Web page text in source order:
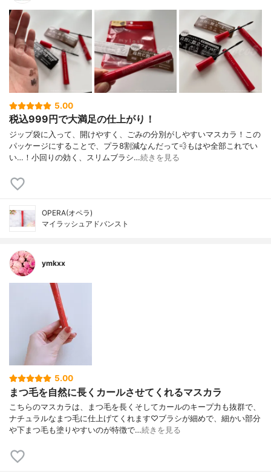
5.00
税込999円で大満足の仕上がり！
ジップ袋に入って、開けやすく、ごみの分別がしやすいマスカラ！この
パッケージにすることで、プラ8割減なんだって💨もはや全部これでい
い…！小回りの効く、スリムブラシ…続きを見る
OPERA(オペラ)
マイラッシュアドバンスト
ymkxx
5.00
まつ毛を自然に長くカールさせてくれるマスカラ
こちらのマスカラは、まつ毛を長くそしてカールのキープ力も抜群で、
ナチュラルなまつ毛に仕上げてくれます♡ブラシが細めで、細かい部分
や下まつ毛も塗りやすいのが特徴で…続きを見る